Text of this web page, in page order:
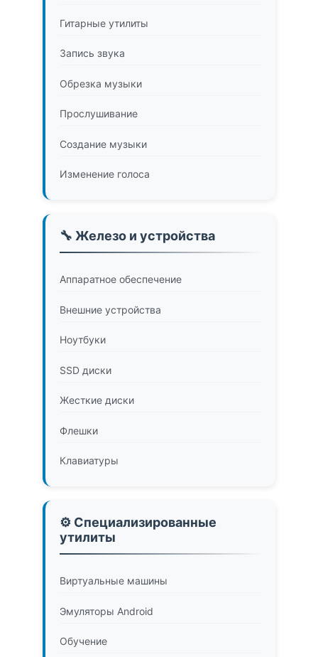
Гитарные утилиты
Запись звука
Обрезка музыки
Прослушивание
Создание музыки
Изменение голоса
🔧 Железо и устройства
Аппаратное обеспечение
Внешние устройства
Ноутбуки
SSD диски
Жесткие диски
Флешки
Клавиатуры
⚙️ Специализированные
утилиты
Виртуальные машины
Эмуляторы Android
Обучение